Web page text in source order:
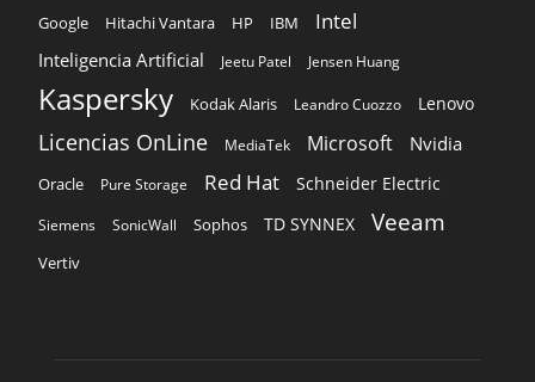
Google Hitachi Vantara HP IBM Intel
Inteligencia Artificial Jeetu Patel Jensen Huang
Kaspersky Kodak Alaris Leandro Cuozzo Lenovo
Licencias OnLine MediaTek Microsoft Nvidia
Oracle Pure Storage Red Hat Schneider Electric
Siemens SonicWall Sophos TD SYNNEX Veeam
Vertiv